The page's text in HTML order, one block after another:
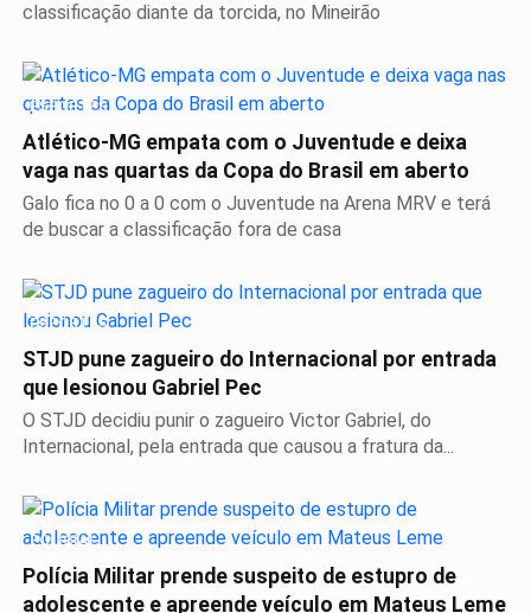
classificação diante da torcida, no Mineirão
ESPORTES
Atlético-MG empata com o Juventude e deixa
vaga nas quartas da Copa do Brasil em aberto
Galo fica no 0 a 0 com o Juventude na Arena MRV e terá
de buscar a classificação fora de casa
ESPORTES
STJD pune zagueiro do Internacional por entrada
que lesionou Gabriel Pec
O STJD decidiu punir o zagueiro Victor Gabriel, do
Internacional, pela entrada que causou a fratura da...
POLICIAL
Polícia Militar prende suspeito de estupro de
adolescente e apreende veículo em Mateus Leme